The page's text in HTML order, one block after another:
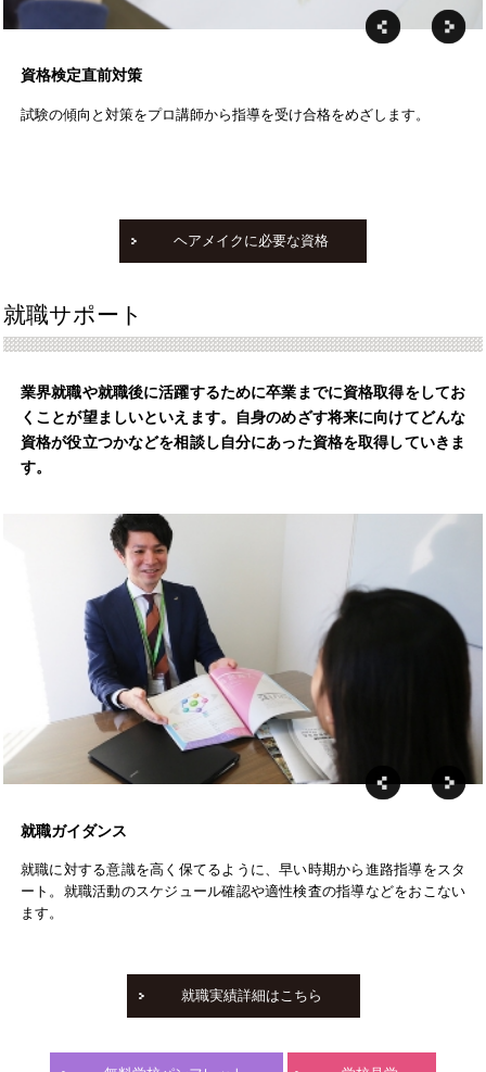
資格検定直前対策
試験の傾向と対策をプロ講師から指導を受け合格をめざします。
ヘアメイクに必要な資格
就職サポート
業界就職や就職後に活躍するために卒業までに資格取得をしてお
くことが望ましいといえます。自身のめざす将来に向けてどんな
資格が役立つかなどを相談し自分にあった資格を取得していきま
す。
就職ガイダンス
就職に対する意識を高く保てるように、早い時期から進路指導をスタ
ート。就職活動のスケジュール確認や適性検査の指導などをおこない
ます。
就職実績詳細はこちら